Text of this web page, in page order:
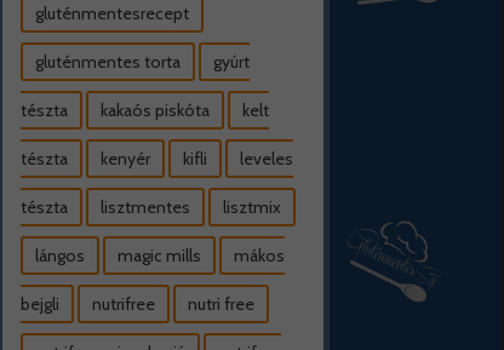
gluténmentesrecept
gluténmentes torta gyúrt
tészta kakaós piskóta kelt
tészta kenyér kifli leveles
tészta lisztmentes lisztmix
lángos magic mills mákos
bejgli nutrifree nutri free